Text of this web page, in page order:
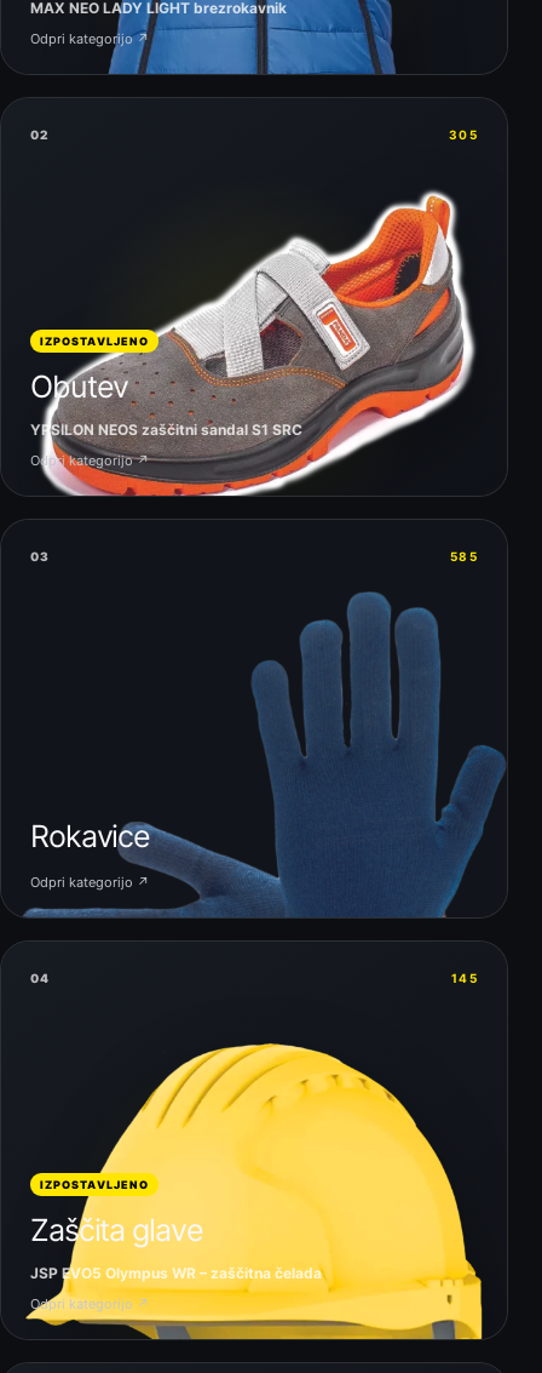
MAX NEO LADY LIGHT brezrokavnik
Odpri kategorijo ↗
02 305
IZPOSTAVLJENO
Obutev
YPSILON NEOS zaščitni sandal S1 SRC
Odpri kategorijo ↗
03 585
Rokavice
Odpri kategorijo ↗
04 145
IZPOSTAVLJENO
Zaščita glave
JSP EVO5 Olympus WR – zaščitna čelada
Odpri kategorijo ↗